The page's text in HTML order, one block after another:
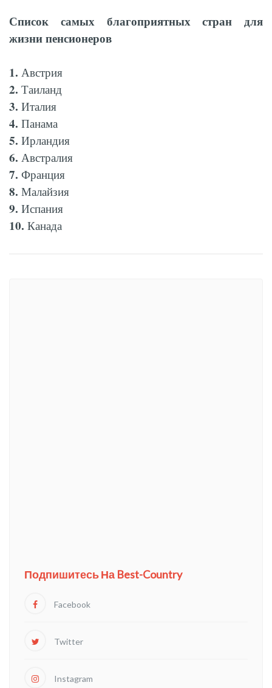
Список самых благоприятных стран для
жизни пенсионеров
1. Австрия
2. Таиланд
3. Италия
4. Панама
5. Ирландия
6. Австралия
7. Франция
8. Малайзия
9. Испания
10. Канада
Подпишитесь На Best-Country
Facebook
Twitter
Instagram